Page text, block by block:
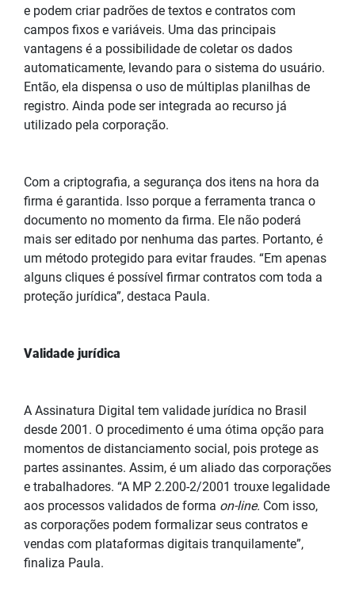
e podem criar padrões de textos e contratos com
campos fixos e variáveis. Uma das principais
vantagens é a possibilidade de coletar os dados
automaticamente, levando para o sistema do usuário.
Então, ela dispensa o uso de múltiplas planilhas de
registro. Ainda pode ser integrada ao recurso já
utilizado pela corporação.
Com a criptografia, a segurança dos itens na hora da
firma é garantida. Isso porque a ferramenta tranca o
documento no momento da firma. Ele não poderá
mais ser editado por nenhuma das partes. Portanto, é
um método protegido para evitar fraudes. “Em apenas
alguns cliques é possível firmar contratos com toda a
proteção jurídica”, destaca Paula.
Validade jurídica
A Assinatura Digital tem validade jurídica no Brasil
desde 2001. O procedimento é uma ótima opção para
momentos de distanciamento social, pois protege as
partes assinantes. Assim, é um aliado das corporações
e trabalhadores. “A MP 2.200-2/2001 trouxe legalidade
aos processos validados de forma on-line. Com isso,
as corporações podem formalizar seus contratos e
vendas com plataformas digitais tranquilamente”,
finaliza Paula.